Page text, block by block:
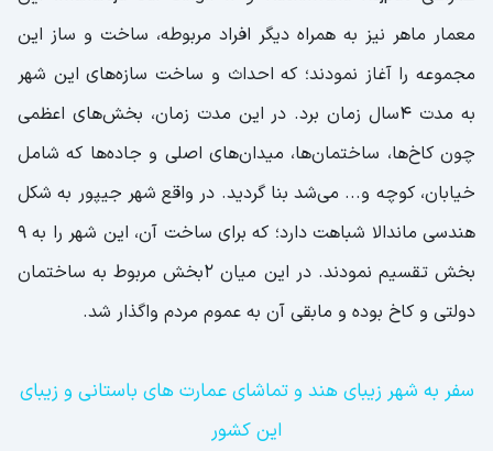
معمار ماهر نیز به همراه دیگر افراد مربوطه، ساخت و ساز این
مجموعه را آغاز نمودند؛ که احداث و ساخت سازه‌های این شهر
به مدت ۴سال زمان برد. در این مدت زمان، بخش‌های اعظمی
چون کاخ‌ها، ساختمان‌ها، میدان‌های اصلی و جاده‌ها که شامل
خیابان، کوچه و... می‌شد بنا گردید. در واقع شهر جیپور به شکل
هندسی ماندالا شباهت دارد؛ که برای ساخت آن، این شهر را به ۹
بخش تقسیم نمودند. در این میان ۲بخش مربوط به ساختمان
دولتی و کاخ بوده و مابقی آن به عموم مردم واگذار شد.
سفر به شهر زیبای هند و تماشای عمارت های باستانی و زیبای
این کشور